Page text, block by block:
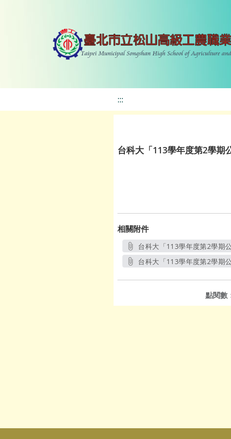
:::
台科大「113學年度第2學期
相關附件
台科大「113學年度第2學期
台科大「113學年度第2學期
點閱數